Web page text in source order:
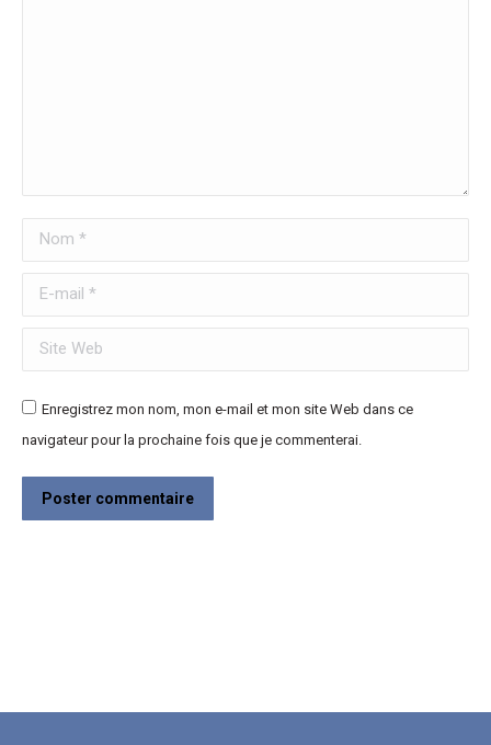
Nom *
E-mail *
Site Web
Enregistrez mon nom, mon e-mail et mon site Web dans ce
navigateur pour la prochaine fois que je commenterai.
Poster commentaire